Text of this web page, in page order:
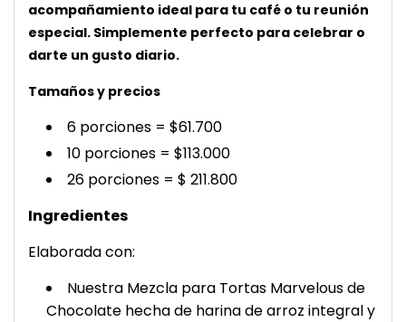
acompañamiento ideal para tu café o tu reunión
especial. Simplemente perfecto para celebrar o
darte un gusto diario.
Tamaños y precios
6 porciones = $61.700
10 porciones = $113.000
26 porciones = $ 211.800
Ingredientes
Elaborada con:
Nuestra Mezcla para Tortas Marvelous de
Chocolate hecha de harina de arroz integral y